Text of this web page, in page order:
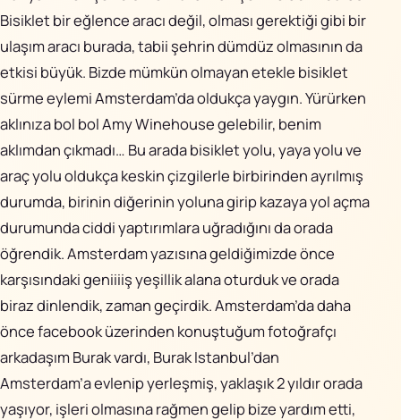
Bisiklet bir eğlence aracı değil, olması gerektiği gibi bir
ulaşım aracı burada, tabii şehrin dümdüz olmasının da
etkisi büyük. Bizde mümkün olmayan etekle bisiklet
sürme eylemi Amsterdam’da oldukça yaygın. Yürürken
aklınıza bol bolAmy Winehousegelebilir, benim
aklımdan çıkmadı… Bu arada bisiklet yolu, yaya yolu ve
araç yolu oldukça keskin çizgilerle birbirinden ayrılmış
durumda, birinin diğerinin yoluna girip kazaya yol açma
durumunda ciddi yaptırımlara uğradığını da orada
öğrendik. Amsterdam yazısına geldiğimizde önce
karşısındaki geniiiiş yeşillik alana oturduk ve orada
biraz dinlendik, zaman geçirdik. Amsterdam’da daha
önce facebook üzerinden konuştuğum fotoğrafçı
arkadaşım Burak vardı, Burak Istanbul’dan
Amsterdam’a evlenip yerleşmiş, yaklaşık 2 yıldır orada
yaşıyor, işleri olmasına rağmen gelip bize yardım etti,